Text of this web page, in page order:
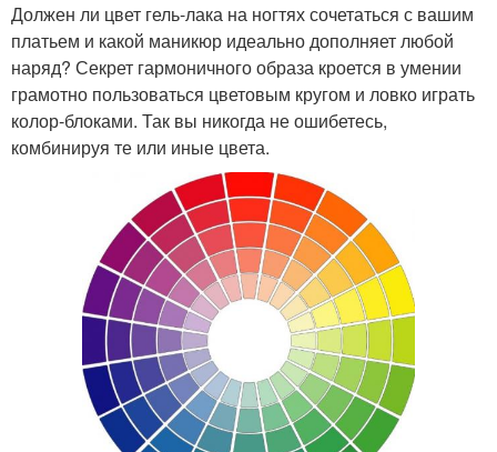
Должен ли цвет гель-лака на ногтях сочетаться с вашим
платьем и какой маникюр идеально дополняет любой
наряд? Секрет гармоничного образа кроется в умении
грамотно пользоваться цветовым кругом и ловко играть
колор-блоками. Так вы никогда не ошибетесь,
комбинируя те или иные цвета.